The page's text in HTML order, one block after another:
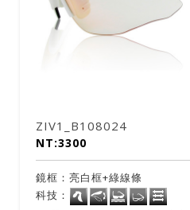
ZIV1_B108039
NT:3300
鏡框：亮藍框+綠線條
科技：